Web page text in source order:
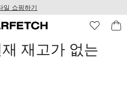
일 쇼핑하기
재고가 없는